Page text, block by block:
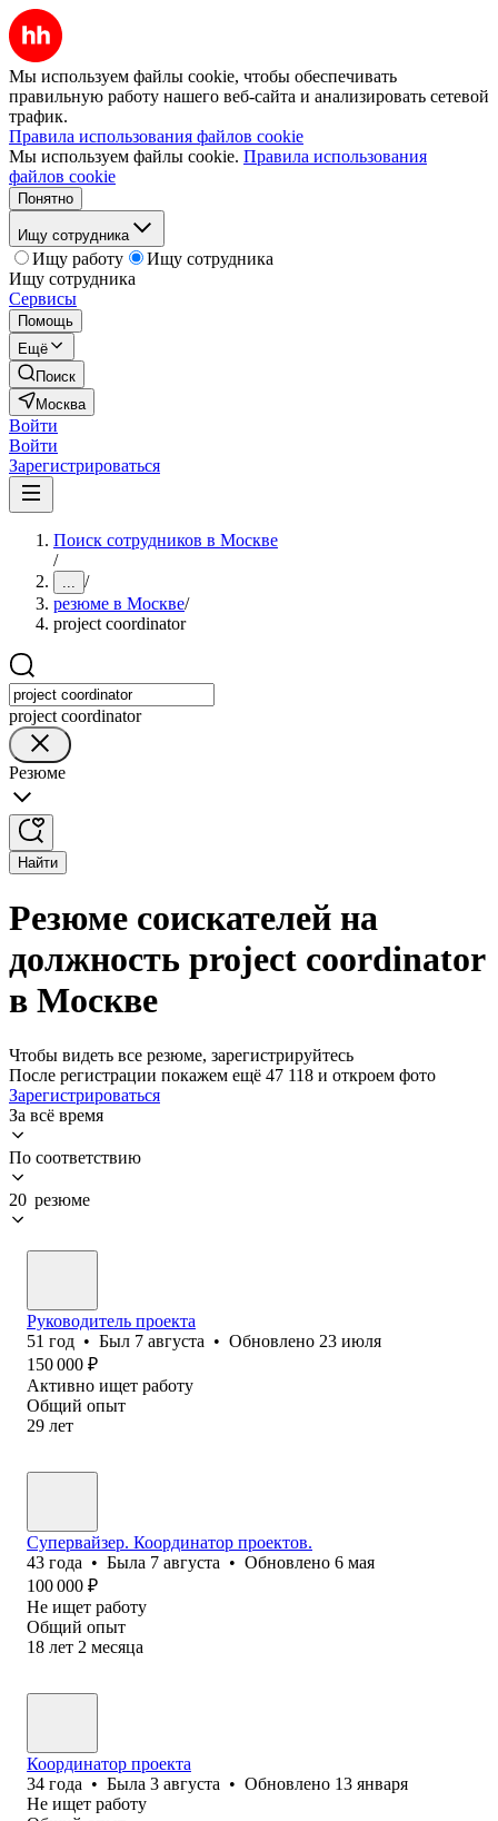
Мы используем файлы cookie, чтобы обеспечивать
правильную работу нашего веб-сайта и анализировать сетевой
трафик.
Правила использования файлов cookie
Мы используем файлы cookie. Правила использования
файлов cookie
Понятно
Ищу сотрудника
Ищу работу
Ищу сотрудника
Ищу сотрудника
Сервисы
Помощь
Ещё
Поиск
Москва
Войти
Войти
Зарегистрироваться
Поиск сотрудников в Москве
/
... /
резюме в Москве/
project coordinator
project coordinator
Резюме
Найти
Резюме соискателей на
должность project coordinator
в Москве
Чтобы видеть все резюме, зарегистрируйтесь
После регистрации покажем ещё 47 118 и откроем фото
Зарегистрироваться
За всё время
По соответствию
20 резюме
Руководитель проекта
51 год • Был 7 августа • Обновлено 23 июля
150 000 ₽
Активно ищет работу
Общий опыт
29 лет
Супервайзер. Координатор проектов.
43 года • Была 7 августа • Обновлено 6 мая
100 000 ₽
Не ищет работу
Общий опыт
18 лет 2 месяца
Координатор проекта
34 года • Была 3 августа • Обновлено 13 января
Не ищет работу